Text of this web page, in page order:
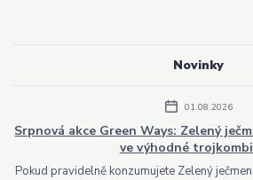
Novinky
01.08.2026
Srpnová akce Green Ways: Zelený
ve výhodné
Pokud pravidelně konzumujete Zelený